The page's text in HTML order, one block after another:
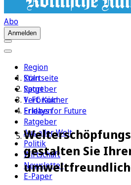
Abo
Anmelden
Region
Köln
Sport
1. FC Köln
Erleben
Ratgeber
Aus aller Welt
Politik
Wirtschaft
Newsletter
E-Paper
Startseite
Ratgeber
Verbraucher
Fridays for Future
gestalten Sie